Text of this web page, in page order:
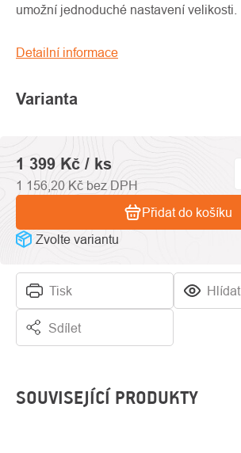
5
Varianta
umožní jednoduché nastavení velikosti.
Detailní informace
Tisk Hlídat
Sdílet
1 399 Kč / ks
1 156,20 Kč bez DPH
Zvolte variantu
Přidat do košíku
SOUVISEJÍCÍ PRODUKTY